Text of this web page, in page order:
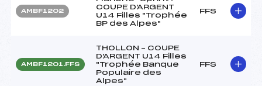
AMBF1202
COUPE D'ARGENT
U14 Filles "Trophée
BP des Alpes"
FFS
AMBF1201.FFS
THOLLON – COUPE
D'ARGENT U14 Filles
"Trophée Banque
Populaire des
Alpes"
FFS